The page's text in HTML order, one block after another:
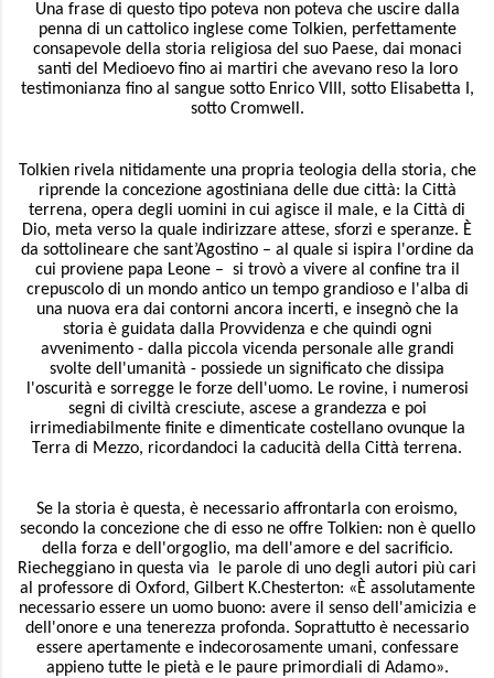
Una frase di questo tipo poteva non poteva che uscire dalla
penna di un cattolico inglese come Tolkien, perfettamente
consapevole della storia religiosa del suo Paese, dai monaci
santi del Medioevo fino ai martiri che avevano reso la loro
testimonianza fino al sangue sotto Enrico VIII, sotto Elisabetta I,
sotto Cromwell.
Tolkien rivela nitidamente una propria teologia della storia, che
riprende la concezione agostiniana delle due città: la Città
terrena, opera degli uomini in cui agisce il male, e la Città di
Dio, meta verso la quale indirizzare attese, sforzi e speranze. È
da sottolineare che sant’Agostino – al quale si ispira l'ordine da
cui proviene papa Leone – si trovò a vivere al confine tra il
crepuscolo di un mondo antico un tempo grandioso e l'alba di
una nuova era dai contorni ancora incerti, e insegnò che la
storia è guidata dalla Provvidenza e che quindi ogni
avvenimento - dalla piccola vicenda personale alle grandi
svolte dell'umanità - possiede un significato che dissipa
l'oscurità e sorregge le forze dell'uomo. Le rovine, i numerosi
segni di civiltà cresciute, ascese a grandezza e poi
irrimediabilmente finite e dimenticate costellano ovunque la
Terra di Mezzo, ricordandoci la caducità della Città terrena.
Se la storia è questa, è necessario affrontarla con eroismo,
secondo la concezione che di esso ne offre Tolkien: non è quello
della forza e dell'orgoglio, ma dell'amore e del sacrificio.
Riecheggiano in questa via le parole di uno degli autori più cari
al professore di Oxford, Gilbert K.Chesterton: «È assolutamente
necessario essere un uomo buono: avere il senso dell'amicizia e
dell'onore e una tenerezza profonda. Soprattutto è necessario
essere apertamente e indecorosamente umani, confessare
appieno tutte le pietà e le paure primordiali di Adamo».